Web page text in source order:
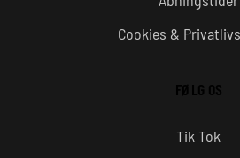
Cookies &
FØLG OS
Tik Tok